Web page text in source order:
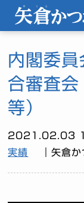
内閣委
合審査会
等）
2021.02.03
実績
｜矢倉か